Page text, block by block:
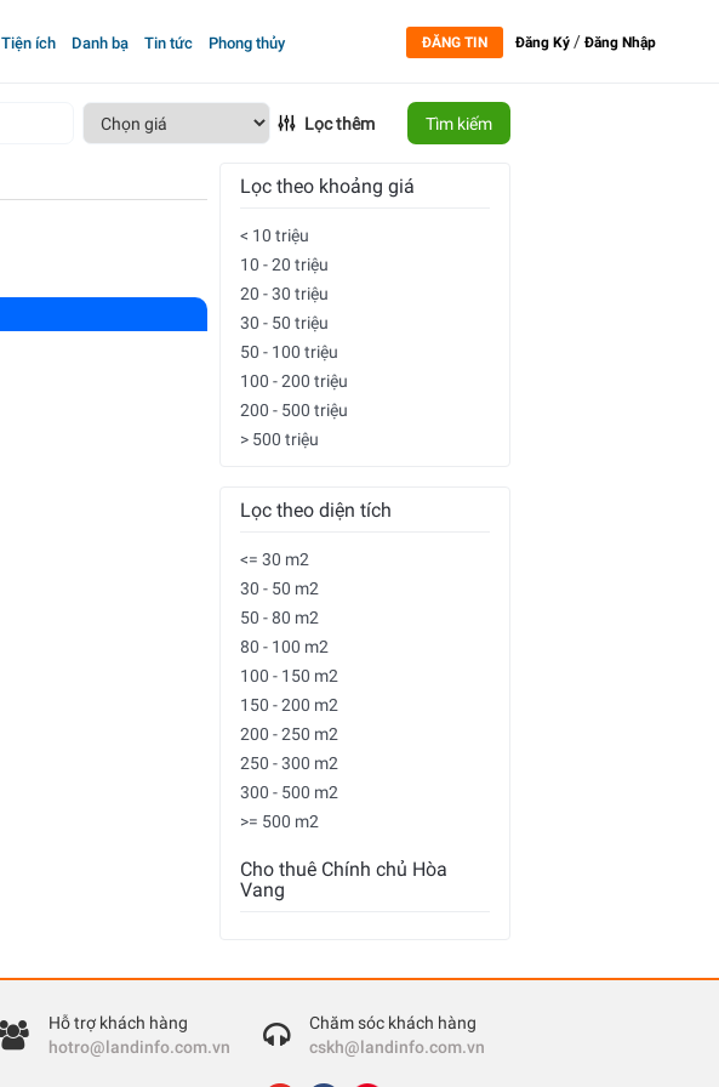
Tiện ích Danh bạ Tin tức Phong thủy ĐĂNG TIN Đăng Ký /Đăng Nhập
Lọc thêm Tìm kiếm
Lọc theo khoảng giá
< 10 triệu
10 - 20 triệu
20 - 30 triệu
30 - 50 triệu
50 - 100 triệu
100 - 200 triệu
200 - 500 triệu
> 500 triệu
Lọc theo diện tích
<= 30 m2
30 - 50 m2
50 - 80 m2
80 - 100 m2
100 - 150 m2
150 - 200 m2
200 - 250 m2
250 - 300 m2
300 - 500 m2
>= 500 m2
Cho thuê Chính chủ Hòa
Vang
Hỗ trợ khách hàng
hotro@landinfo.com.vn
Chăm sóc khách hàng
cskh@landinfo.com.vn